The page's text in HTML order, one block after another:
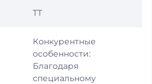
TT
Конкурентные
особенности:
Благодаря
специальному